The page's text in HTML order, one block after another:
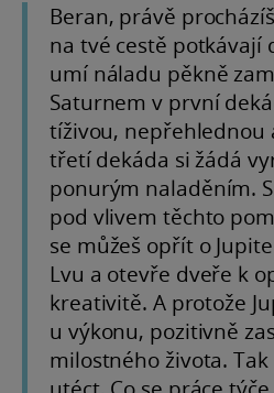
Beran, právě
na tvé cestě potkávají
umí náladu pěkně
Saturnem v první
tíživou, nepřehlednou
třetí dekáda si žádá
ponurým naladěním.
pod vlivem těchto
se můžeš opřít o
Lvu a otevře dveře k
kreativitě. A protože
u výkonu, pozitivně
milostného života.